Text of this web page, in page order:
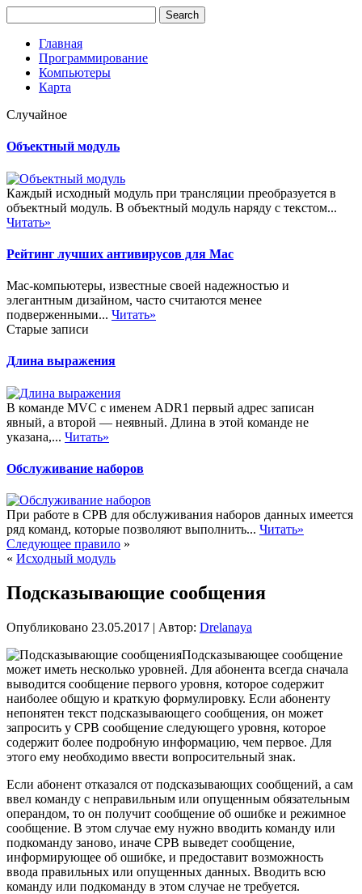
Главная
Программирование
Компьютеры
Карта
Случайное
Объектный модуль
Каждый исходный модуль при трансляции преобразуется в
объектный модуль. В объектный модуль наряду с текстом...
Читать»
Рейтинг лучших антивирусов для Mac
Mac-компьютеры, известные своей надежностью и
элегантным дизайном, часто считаются менее
подверженными... Читать»
Старые записи
Длина выражения
В команде MVC с именем ADR1 первый адрес записан
явный, а второй — неявный. Длина в этой команде не
указана,... Читать»
Обслуживание наборов
При работе в СРВ для обслуживания наборов данных имеется
ряд команд, которые позволяют выполнить... Читать»
Следующее правило »
« Исходный модуль
Подсказывающие сообщения
Опубликовано 23.05.2017 | Автор: Drelanaya
Подсказывающее сообщение
может иметь несколько уровней. Для абонента всегда сначала
выводится сообщение первого уровня, которое содержит
наиболее общую и краткую формулировку. Если абоненту
непонятен текст подсказывающего сообщения, он может
запросить у СРВ сообщение следующего уровня, которое
содержит более подробную информацию, чем первое. Для
этого ему необходимо ввести вопросительный знак.
Если абонент отказался от подсказывающих сообщений, а сам
ввел команду с неправильным или опущенным обязательным
операндом, то он получит сообщение об ошибке и режимное
сообщение. В этом случае ему нужно вводить команду или
подкоманду заново, иначе СРВ выведет сообщение,
информирующее об ошибке, и предоставит возможность
ввода правильных или опущенных данных. Вводить всю
команду или подкоманду в этом случае не требуется.